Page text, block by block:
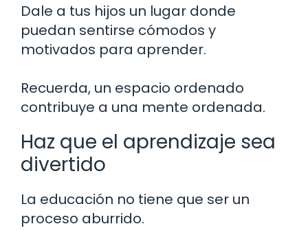
Dale a tus hijos un lugar donde
puedan sentirse cómodos y
motivados para aprender.
Recuerda, un espacio ordenado
contribuye a una mente ordenada.
Haz que el aprendizaje sea
divertido
La educación no tiene que ser un
proceso aburrido.